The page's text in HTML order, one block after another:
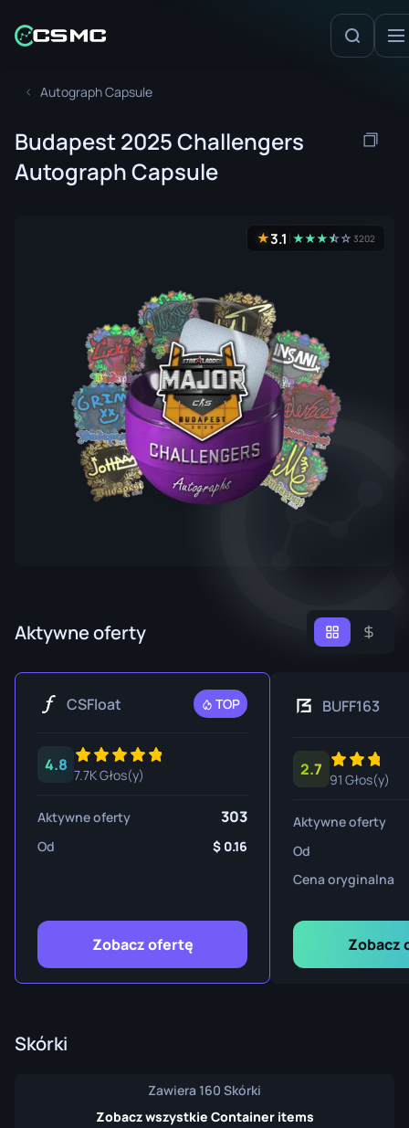
Autograph Capsule
Budapest 2025 Challengers
Autograph Capsule
★3.1 ★★★★
☆☆ 3202
Aktywne oferty
CSFloat TOP
4.8
7.7K Głos(y)
Aktywne oferty 303
Od 0.16
Zobacz ofertę
BUFF163
2.7
91 Głos(y)
Aktywne oferty
Od
Cena oryginalna
Zobacz
Skórki
Zawiera 160 Skórki
Zobacz wszystkie Container items